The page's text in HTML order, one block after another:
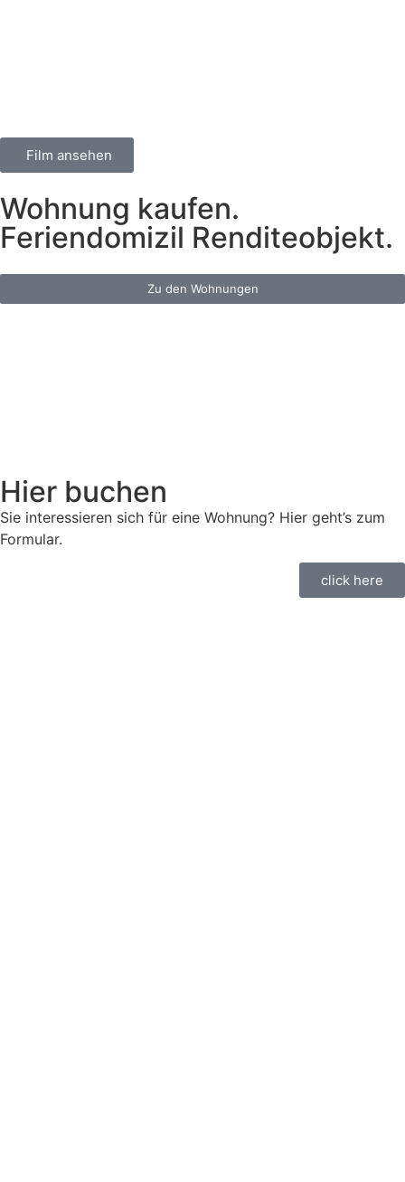
Film ansehen
Wohnung kaufen.
Feriendomizil Renditeobjekt.
Zu den Wohnungen
Hier buchen
Sie interessieren sich für eine Wohnung? Hier geht’s zum
Formular.
click here